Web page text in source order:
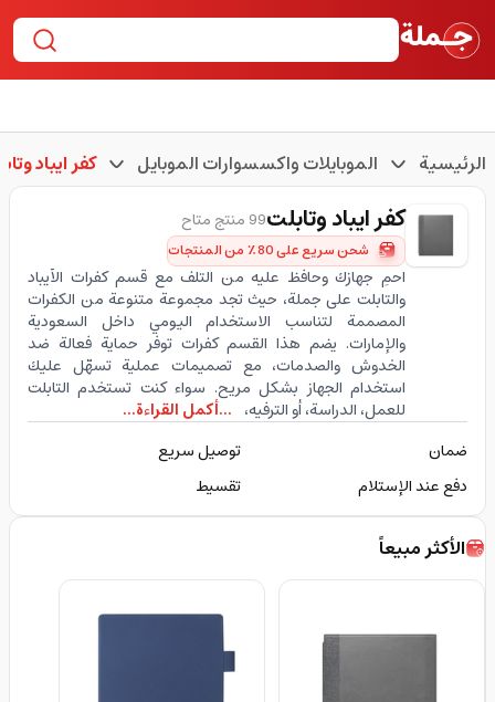
الرئيسية الموبايلات واكسسوارات الموبايل كفر ايباد
كفر ايباد وتابلت99 منتج متاح
شحن سريع على 80٪ من المنتجات
احمِ جهازك وحافظ عليه من التلف مع قسم كفرات الآيباد
والتابلت على جملة، حيث تجد مجموعة متنوعة من الكفرات
المصممة لتناسب الاستخدام اليومي داخل السعودية
والإمارات. يضم هذا القسم كفرات توفر حماية فعالة ضد
الخدوش والصدمات، مع تصميمات عملية تسهّل عليك
استخدام الجهاز بشكل مريح. سواء كنت تستخدم التابلت
للعمل، الدراسة، أو الترفيه، ...أكمل القراءة...
ضمان
توصيل سريع
دفع عند الإستلام
تقسيط
الأكثر مبيعاً